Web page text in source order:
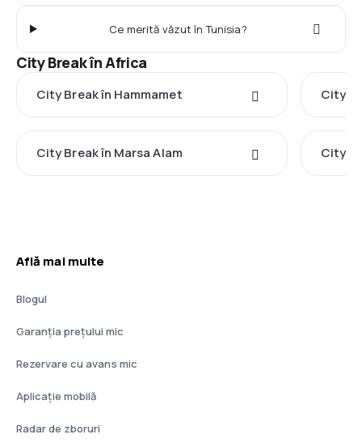
Ce merită văzut în Tunisia?
City Break în Africa
City Break în Hammamet City
City Break în Marsa Alam City
Află mai multe
Blogul
Garanția prețului mic
Rezervare cu avans mic
Aplicație mobilă
Radar de zboruri